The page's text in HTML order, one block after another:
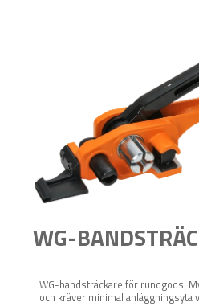
WG-
WG-bandsträckare för rundgods.
och kräver minimal anläggningsyta